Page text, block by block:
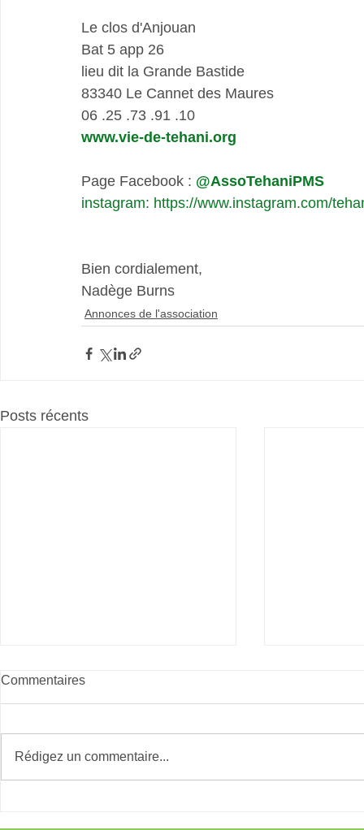
Le clos d'Anjouan
Bat 5 app 26
lieu dit la Grande Bastide
83340 Le Cannet des Maures
06 .25 .73 .91 .10
www.vie-de-tehani.org
Page Facebook : @AssoTehaniPMS
instagram: https://www.instagram.com/
Bien cordialement,
Nadège Burns
Annonces de l'association
Posts récents
Commentaires
Rédigez un commentaire...